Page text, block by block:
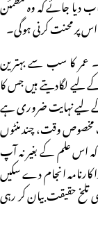
پر محنت کرنی ہوگی۔
عمر کا سب سے بہترین
لگادیتے ہیں جس کا
کے لیے نہایت ضروری ہے
وقت، چند منٹوں
اس علم کے بغیر نہ آپ
کارنامہ انجام دے سکیں
حقیقت بیان کر رہی